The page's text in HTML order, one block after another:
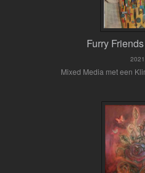
Furry
2021
Mixed Media met een